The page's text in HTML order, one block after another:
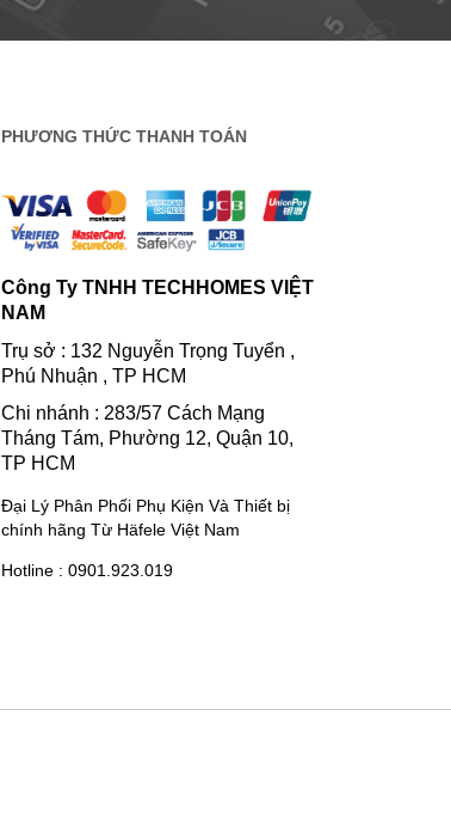
PHƯƠNG THỨC THANH TOÁN
Công Ty TNHH TECHHOMES VIỆT
NAM
Trụ sở : 132 Nguyễn Trọng Tuyển ,
Phú Nhuận , TP HCM
Chi nhánh : 283/57 Cách Mạng
Tháng Tám, Phường 12, Quận 10,
TP HCM
Đại Lý Phân Phối Phụ Kiện Và Thiết bị
chính hãng Từ Häfele Việt Nam
Hotline : 0901.923.019